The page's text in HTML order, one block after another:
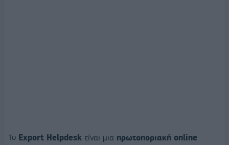
Το Export Helpdesk είναι μια πρωτοποριακή online